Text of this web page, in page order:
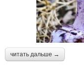
читать дальше →